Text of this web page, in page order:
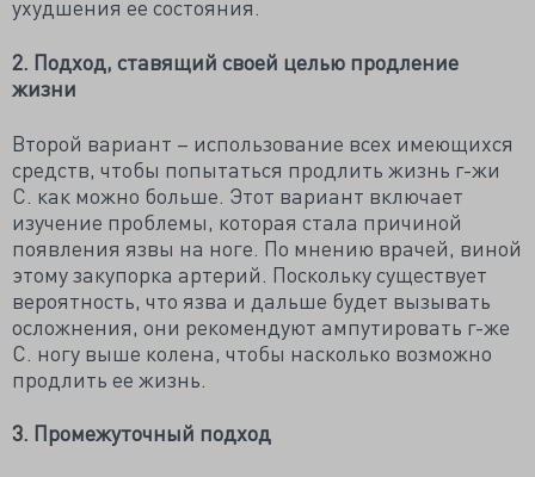
ухудшения ее состояния.
2. Подход, ставящий своей целью продление
жизни
Второй вариант – использование всех имеющихся
средств, чтобы попытаться продлить жизнь г-жи
С. как можно больше. Этот вариант включает
изучение проблемы, которая стала причиной
появления язвы на ноге. По мнению врачей, виной
этому закупорка артерий. Поскольку существует
вероятность, что язва и дальше будет вызывать
осложнения, они рекомендуют ампутировать г-же
С. ногу выше колена, чтобы насколько возможно
продлить ее жизнь.
3. Промежуточный подход